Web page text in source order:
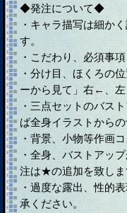
◆発注について◆
・キャラ描写は細か
す。
・こだわり、必須事
・分け目、ほくろの
ーから見て」右←、
・三点セットのバス
ば全身イラストから
・背景、小物等作画
・全身、バストアッ
注は★の追加を致しま
・過度な露出、性的
承ください。